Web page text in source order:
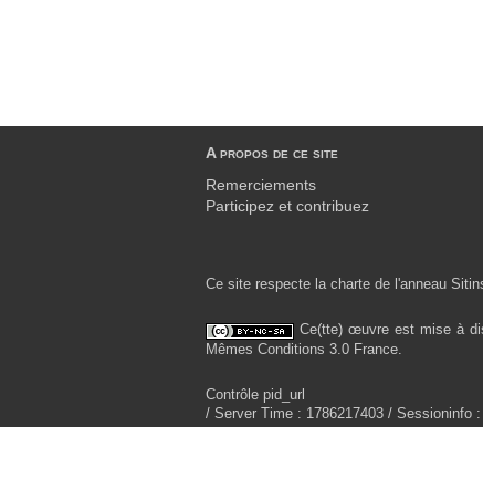
A propos de ce site
Remerciements
Participez et contribuez
Ce site respecte la charte de l'anneau
Ce(tte) œuvre est mise à
Mêmes Conditions 3.0 France.
Contrôle pid_url
/ Server Time : 1786217403 / Sessioninfo